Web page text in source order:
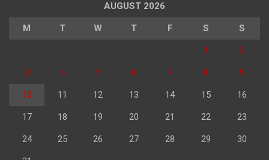
AUGUST 2026
M T W T F S S
1 2
3 4 5 6 7 8 9
10 11 12 13 14 15 16
17 18 19 20 21 22 23
24 25 26 27 28 29 30